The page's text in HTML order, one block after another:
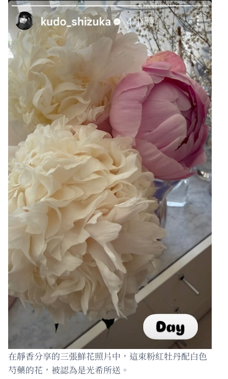
在靜香分享的三張鮮花照片中，這束粉紅牡丹配白色
芍藥的花，被認為是光希所送。